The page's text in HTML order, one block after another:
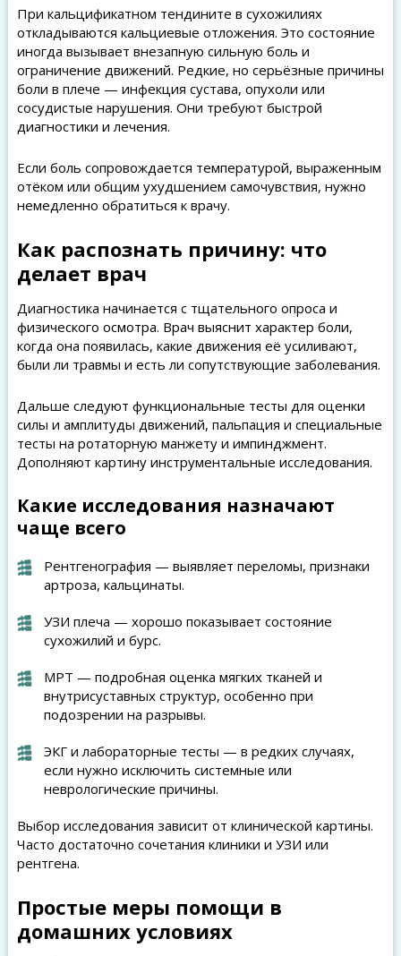
При кальцификатном тендините в сухожилиях
откладываются кальциевые отложения. Это состояние
иногда вызывает внезапную сильную боль и
ограничение движений. Редкие, но серьёзные причины
боли в плече — инфекция сустава, опухоли или
сосудистые нарушения. Они требуют быстрой
диагностики и лечения.
Если боль сопровождается температурой, выраженным
отёком или общим ухудшением самочувствия, нужно
немедленно обратиться к врачу.
Как распознать причину: что
делает врач
Диагностика начинается с тщательного опроса и
физического осмотра. Врач выяснит характер боли,
когда она появилась, какие движения её усиливают,
были ли травмы и есть ли сопутствующие заболевания.
Дальше следуют функциональные тесты для оценки
силы и амплитуды движений, пальпация и специальные
тесты на ротаторную манжету и импинджмент.
Дополняют картину инструментальные исследования.
Какие исследования назначают
чаще всего
Рентгенография — выявляет переломы, признаки
артроза, кальцинаты.
УЗИ плеча — хорошо показывает состояние
сухожилий и бурс.
МРТ — подробная оценка мягких тканей и
внутрисуставных структур, особенно при
подозрении на разрывы.
ЭКГ и лабораторные тесты — в редких случаях,
если нужно исключить системные или
неврологические причины.
Выбор исследования зависит от клинической картины.
Часто достаточно сочетания клиники и УЗИ или
рентгена.
Простые меры помощи в
домашних условиях